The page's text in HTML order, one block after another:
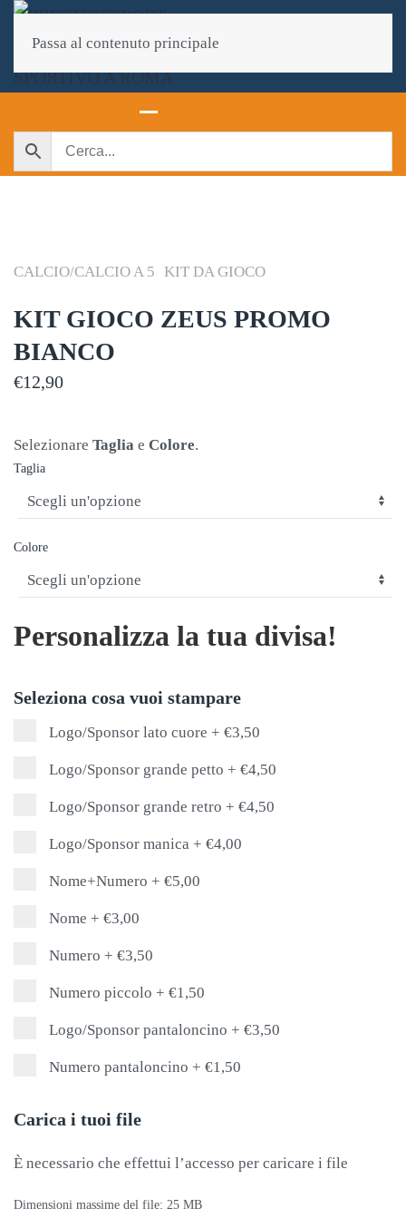
Passa al contenuto principale
CALCIO/CALCIO A 5 KIT DA GIOCO
KIT GIOCO ZEUS PROMO
BIANCO
€12,90
Selezionare Taglia e Colore.
Taglia
Colore
Personalizza la tua divisa!
Seleziona cosa vuoi stampare
Logo/Sponsor lato cuore + €3,50
Logo/Sponsor grande petto + €4,50
Logo/Sponsor grande retro + €4,50
Logo/Sponsor manica + €4,00
Nome+Numero + €5,00
Nome + €3,00
Numero + €3,50
Numero piccolo + €1,50
Logo/Sponsor pantaloncino + €3,50
Numero pantaloncino + €1,50
Carica i tuoi file
È necessario che effettui l’accesso per caricare i file
Dimensioni massime del file: 25 MB